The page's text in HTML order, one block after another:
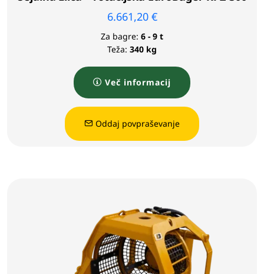
6.661,20 €
Za bagre: 6 - 9 t
Teža: 340 kg
Več informacij
Oddaj povpraševanje